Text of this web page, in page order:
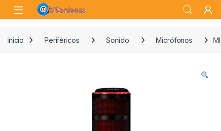
Skip to navigation
Skip to content
Open
Inicio Periféricos Sonido Micrófonos